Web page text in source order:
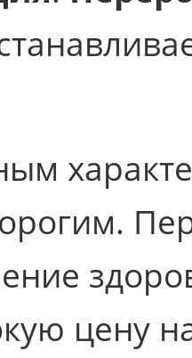
цену